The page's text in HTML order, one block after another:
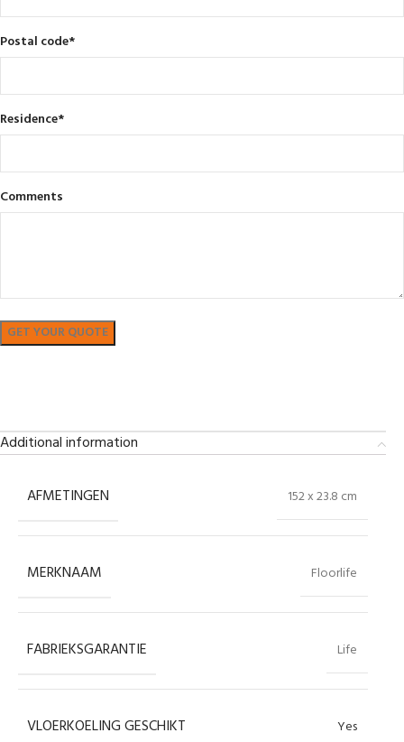
Postal code*
Residence*
Comments
Additional information
AFMETINGEN 152 x 23.8 cm
MERKNAAM Floorlife
FABRIEKSGARANTIE Life
VLOERKOELING GESCHIKT Yes